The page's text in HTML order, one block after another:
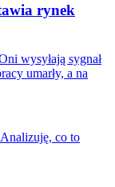
rynek
wysyłają sygnał
umarły, a na